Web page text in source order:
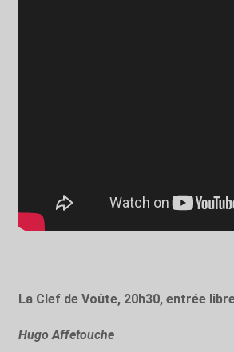
La Clef de Voûte, 20h30, entrée
Hugo Affetouche